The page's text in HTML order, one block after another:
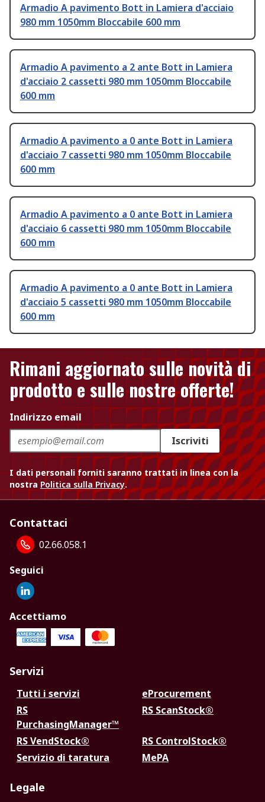
Armadio A pavimento Bott in Lamiera d'acciaio
980 mm 1050mm Bloccabile 600 mm
Armadio A pavimento a 2 ante Bott in Lamiera
d'acciaio 2 cassetti 980 mm 1050mm Bloccabile
600 mm
Armadio A pavimento a 0 ante Bott in Lamiera
d'acciaio 7 cassetti 980 mm 1050mm Bloccabile
600 mm
Armadio A pavimento a 0 ante Bott in Lamiera
d'acciaio 6 cassetti 980 mm 1050mm Bloccabile
600 mm
Armadio A pavimento a 0 ante Bott in Lamiera
d'acciaio 5 cassetti 980 mm 1050mm Bloccabile
600 mm
Rimani aggiornato sulle novità di
prodotto e sulle nostre offerte!
Indirizzo email
Iscriviti
I dati personali forniti saranno trattati in linea con la
nostra Politica sulla Privacy.
Contattaci
02.66.058.1
Seguici
Accettiamo
Servizi
Tutti i servizi
eProcurement
RS
PurchasingManager™
RS ScanStock®
RS VendStock®
RS ControlStock®
Servizio di taratura
MePA
Legale